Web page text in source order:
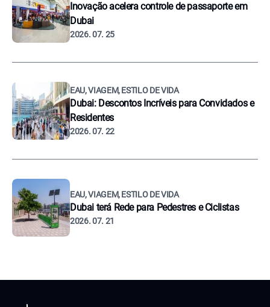
Inovação acelera controle de passaporte em
Dubai
2026. 07. 25
EAU, VIAGEM, ESTILO DE VIDA
Dubai: Descontos Incríveis para Convidados e
Residentes
2026. 07. 22
EAU, VIAGEM, ESTILO DE VIDA
Dubai terá Rede para Pedestres e Ciclistas
2026. 07. 21